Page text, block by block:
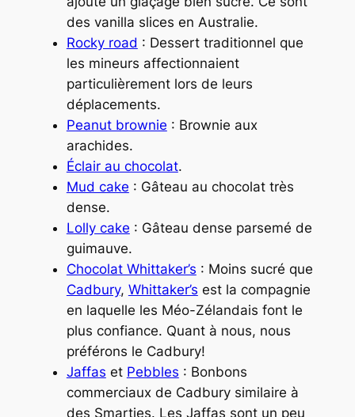
des vanilla slices en Australie.
Rocky road : Dessert traditionnel que
les mineurs affectionnaient
particulièrement lors de leurs
déplacements.
Peanut brownie : Brownie aux
arachides.
Éclair au chocolat.
Mud cake : Gâteau au chocolat très
dense.
Lolly cake : Gâteau dense parsemé de
guimauve.
Chocolat Whittaker’s : Moins sucré que
Cadbury, Whittaker’s est la compagnie
en laquelle les Méo-Zélandais font le
plus confiance. Quant à nous, nous
préférons le Cadbury!
Jaffas et Pebbles : Bonbons
commerciaux de Cadbury similaire à
des Smarties. Les Jaffas sont un peu